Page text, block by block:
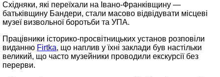
Східняки, які переїхали на Івано-Франківщину —
батьківщину Бандери, стали масово відвідувати місцеві
музеї визвольної боротьби та УПА.
Працівники історико-просвітницьких установ розповіли
виданню Firtka, що наплив у їхні заклади був настільки
великий, що часто музейники проводили екскурсії без
перерви.